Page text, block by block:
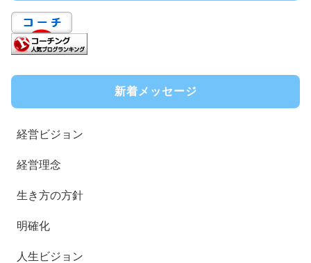
新着メッセージ
経営ビジョン
経営理念
生き方の方針
明確化
人生ビジョン